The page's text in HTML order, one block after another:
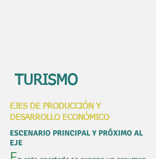
TURISMO
ESCENARIO PRINCIPAL Y PRÓXIMO AL
EJE
EJES DE PRODUCCIÓN Y
DESARROLLO ECONÓMICO